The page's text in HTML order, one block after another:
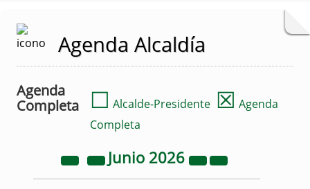
Agenda Alcaldía
Agenda
Completa
☐ Alcalde-Presidente ☒ Agenda
Completa
Junio 2026